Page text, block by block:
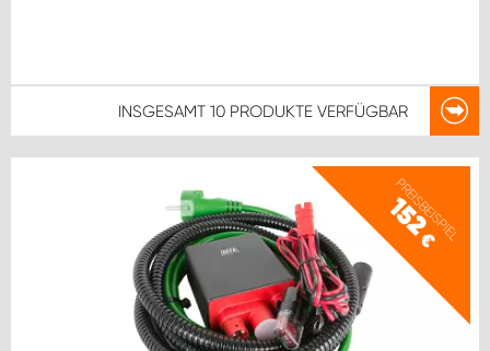
INSGESAMT 10 PRODUKTE VERFÜGBAR
PREISBEISPIEL
152
€